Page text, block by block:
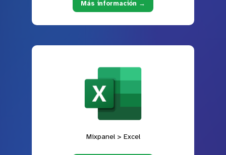
Más información →
Mixpanel > Excel